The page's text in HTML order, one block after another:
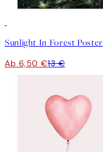
Sunlight In Forest Poster
Ab 6,50 €13 €